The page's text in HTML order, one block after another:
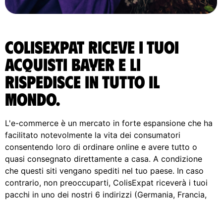
ColisExpat riceve i tuoi
acquisti Bayer e li
rispedisce in tutto il
Mondo.
L'e-commerce è un mercato in forte espansione che ha
facilitato notevolmente la vita dei consumatori
consentendo loro di ordinare online e avere tutto o
quasi consegnato direttamente a casa. A condizione
che questi siti vengano spediti nel tuo paese. In caso
contrario, non preoccuparti, ColisExpat riceverà i tuoi
pacchi in uno dei nostri 6 indirizzi (Germania, Francia,